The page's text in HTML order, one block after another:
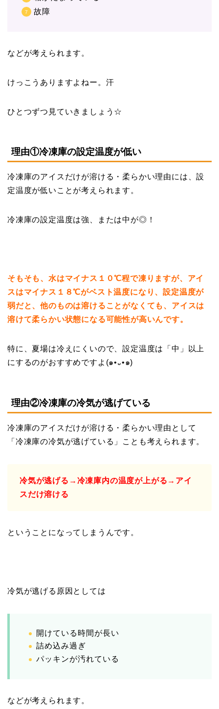
故障
などが考えられます。
けっこうありますよねー。汗
ひとつずつ見ていきましょう☆
理由①冷凍庫の設定温度が低い
冷凍庫のアイスだけが溶ける・柔らかい理由には、設
定温度が低いことが考えられます。
冷凍庫の設定温度は強、または中が◎！
そもそも、水はマイナス１０℃程で凍りますが、アイ
スはマイナス１８℃がベスト温度になり、設定温度が
弱だと、他のものは溶けることがなくても、アイスは
溶けて柔らかい状態になる可能性が高いんです。
特に、夏場は冷えにくいので、設定温度は「中」以上
にするのがおすすめですよ(๑•᎑•๑)
理由②冷凍庫の冷気が逃げている
冷凍庫のアイスだけが溶ける・柔らかい理由として
「冷凍庫の冷気が逃げている」ことも考えられます。
冷気が逃げる→冷凍庫内の温度が上がる→アイ
スだけ溶ける
ということになってしまうんです。
冷気が逃げる原因としては
開けている時間が長い
詰め込み過ぎ
パッキンが汚れている
などが考えられます。